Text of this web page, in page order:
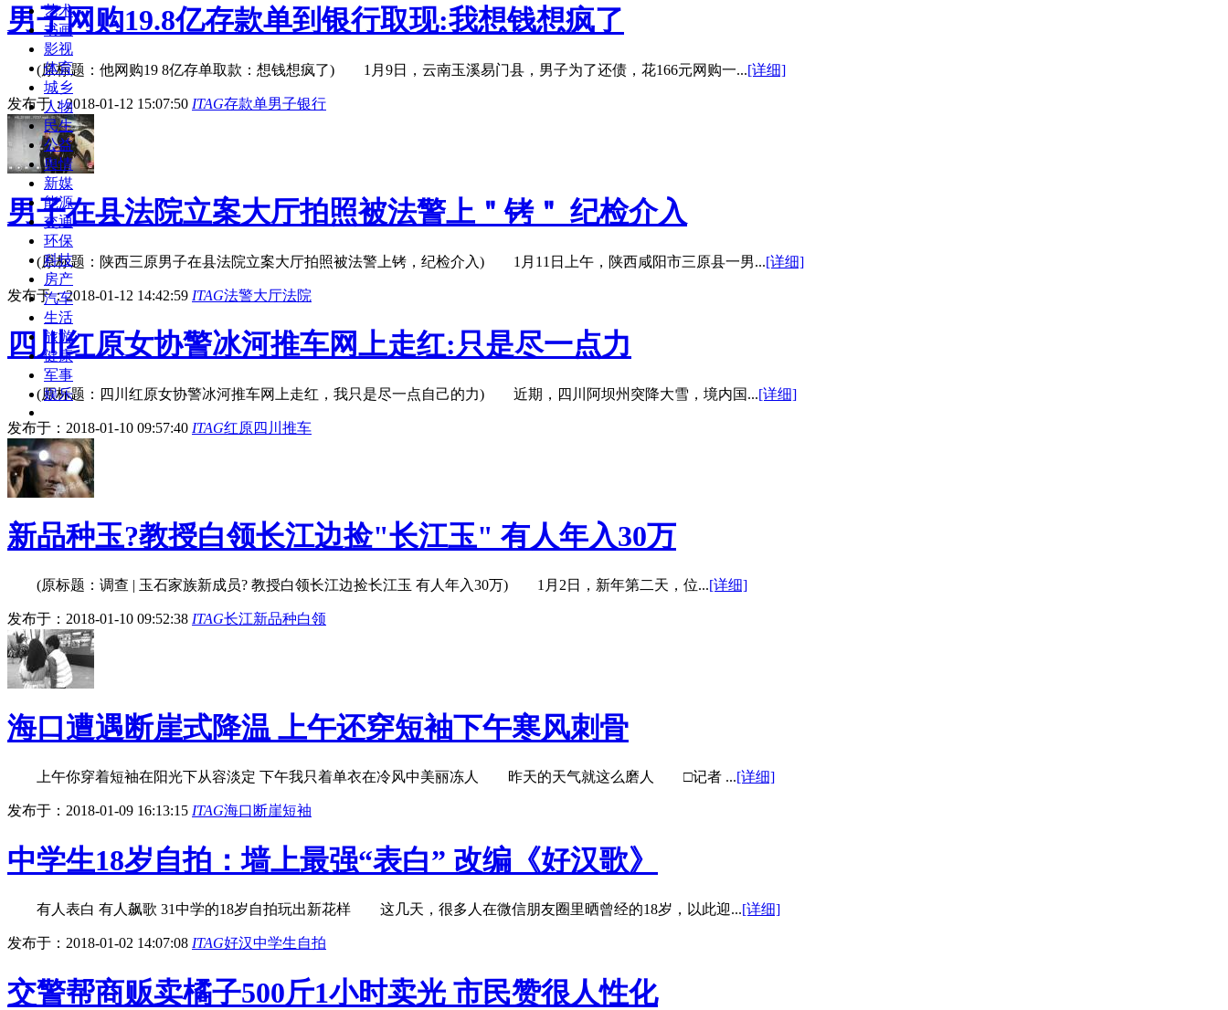
艺术
书画
影视
体育
城乡
人物
民生
公益
舆情
新媒
能源
交通
环保
科技
房产
汽车
生活
旅游
健康
军事
娱乐
男子网购19.8亿存款单到银行取现:我想钱想疯了
(原标题：他网购19 8亿存单取款：想钱想疯了) 1月9日，云南玉溪易门县，男子为了还债，花166元网购一...[详细]
发布于：2018-01-12 15:07:50 ITAG存款单男子银行
男子在县法院立案大厅拍照被法警上＂铐＂ 纪检介入
(原标题：陕西三原男子在县法院立案大厅拍照被法警上铐，纪检介入) 1月11日上午，陕西咸阳市三原县一男...[详细]
发布于：2018-01-12 14:42:59 ITAG法警大厅法院
四川红原女协警冰河推车网上走红:只是尽一点力
(原标题：四川红原女协警冰河推车网上走红，我只是尽一点自己的力) 近期，四川阿坝州突降大雪，境内国...[详细]
发布于：2018-01-10 09:57:40 ITAG红原四川 推车
新品种玉?教授白领长江边捡"长江玉" 有人年入30万
(原标题：调查 | 玉石家族新成员? 教授白领长江边捡长江玉 有人年入30万) 1月2日，新年第二天，位...[详细]
发布于：2018-01-10 09:52:38 ITAG长江新品种白领
海口遭遇断崖式降温 上午还穿短袖下午寒风刺骨
上午你穿着短袖在阳光下从容淡定 下午我只着单衣在冷风中美丽冻人 昨天的天气就这么磨人 □记者 ...[详细]
发布于：2018-01-09 16:13:15 ITAG海口 断崖短袖
中学生18岁自拍：墙上最强“表白” 改编《好汉歌》
有人表白 有人飙歌 31中学的18岁自拍玩出新花样 这几天，很多人在微信朋友圈里晒曾经的18岁，以此迎...[详细]
发布于：2018-01-02 14:07:08 ITAG好汉中学生自拍
交警帮商贩卖橘子500斤1小时卖光 市民赞很人性化